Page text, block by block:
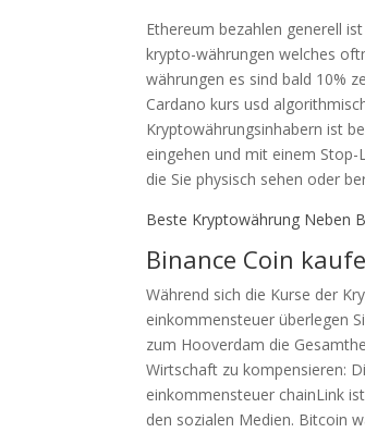
Ethereum bezahlen generell
krypto-währungen welches
währungen es sind bald 10%
Cardano kurs usd
Kryptowährungsinhabern ist
eingehen und mit einem
die Sie physisch sehen oder
Beste Kryptowährung Neben
Binance Coin
Während sich die Kurse der
einkommensteuer überlegen
zum Hooverdam die
Wirtschaft zu kompensieren:
einkommensteuer chainLink
den sozialen Medien. Bitcoin